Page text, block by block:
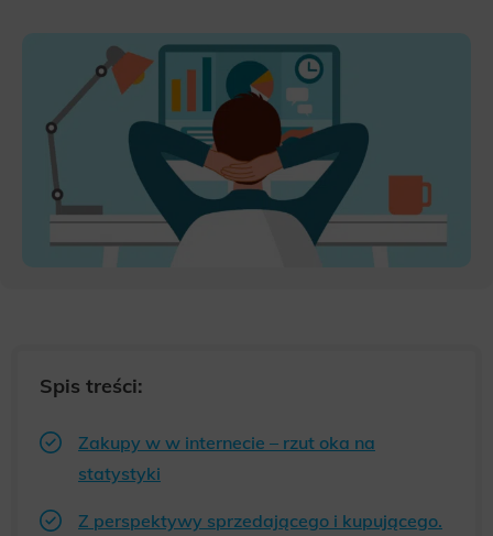
Spis treści:
Zakupy w w internecie – rzut oka na
statystyki
Z perspektywy sprzedającego i kupującego.